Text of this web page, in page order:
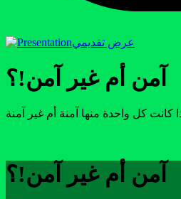
عرض تقديمي
آمن أم غير آمن!؟
آمن أم غير آمن!؟